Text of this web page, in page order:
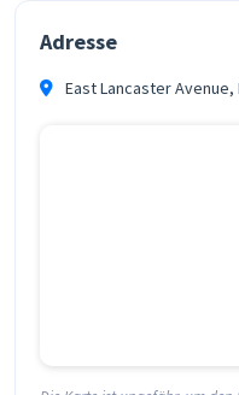
Adresse
East Lancaster Avenue,